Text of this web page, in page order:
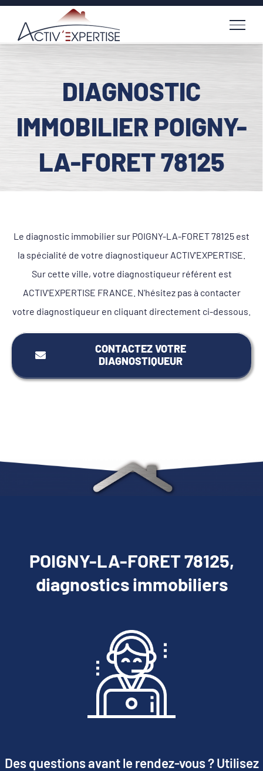
Passer
contenu
DIAGNOSTIC
IMMOBILIER POIGNY-
LA-FORET 78125
Le diagnostic immobilier sur POIGNY-LA-FORET 78125 est
la spécialité de votre diagnostiqueur ACTIV'EXPERTISE.
Sur cette ville, votre diagnostiqueur référent est
ACTIV'EXPERTISE FRANCE. N'hésitez pas à contacter
votre diagnostiqueur en cliquant directement ci-dessous.
CONTACTEZ VOTRE
DIAGNOSTIQUEUR
POIGNY-LA-FORET 78125,
diagnostics immobiliers
Des questions avant le rendez-vous ? Utilisez